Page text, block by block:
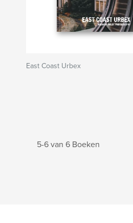
East Coast Urbex
5-6 van 6 Boeken